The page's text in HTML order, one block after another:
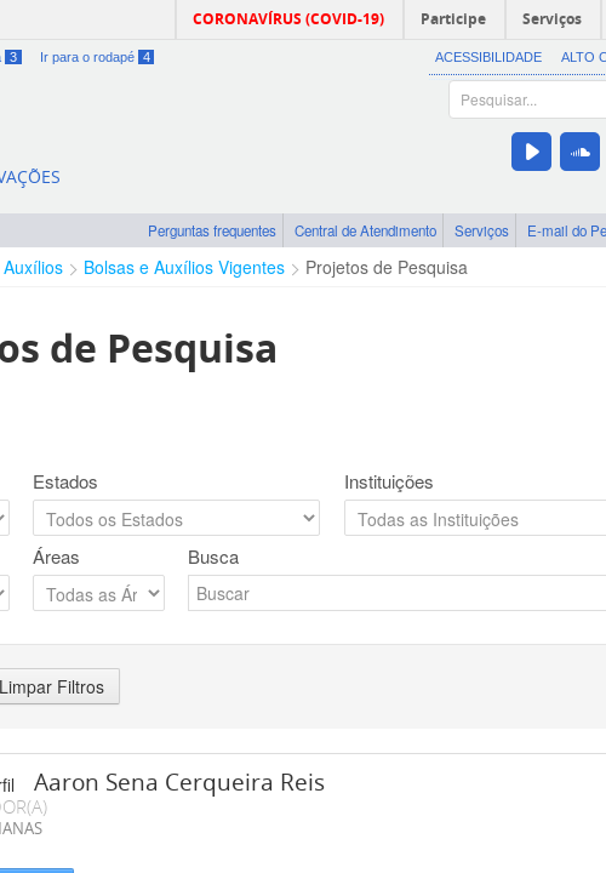
CORONAVÍRUS (COVID-19) Participe Serviços
3 Ir para o rodapé 4 ACESSIBILIDADE ALTO
Perguntas frequentes Central de Atendimento Serviços E-mail do
Bolsas e Auxílios Vigentes Projetos de Pesquisa
de Pesquisa
Estados Instituições
Áreas Busca
Limpar Filtros
Aaron Sena Cerqueira Reis